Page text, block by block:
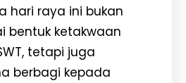
hari raya ini bukan
bentuk ketakwaan
tetapi juga
berbagi kepada